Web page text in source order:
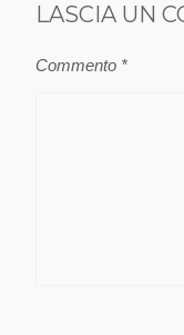
LASCIA UN
Commento *